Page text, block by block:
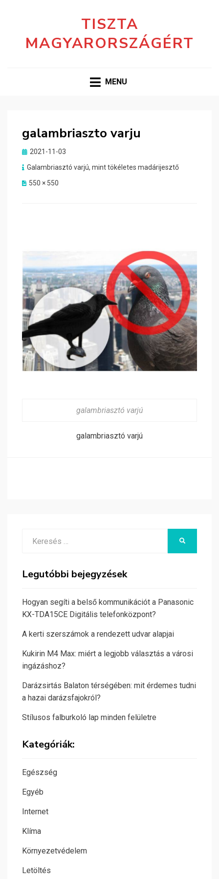
TISZTA
MAGYARORSZÁGÉRT
MENU
galambriaszto varju
Posted
2021-11-03
Galambriasztó varjú, mint tökéletes madárijesztő
550 × 550
galambriasztó varjú
galambriasztó varjú
Legutóbbi bejegyzések
Hogyan segíti a belső kommunikációt a Panasonic
KX-TDA15CE Digitális telefonközpont?
A kerti szerszámok a rendezett udvar alapjai
Kukirin M4 Max: miért a legjobb választás a városi
ingázáshoz?
Darázsirtás Balaton térségében: mit érdemes tudni
a hazai darázsfajokról?
Stílusos falburkoló lap minden felületre
Kategóriák:
Egészség
Egyéb
Internet
Klíma
Környezetvédelem
Letöltés